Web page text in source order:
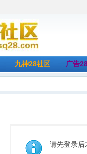
九神28社区 广告
请先登录后